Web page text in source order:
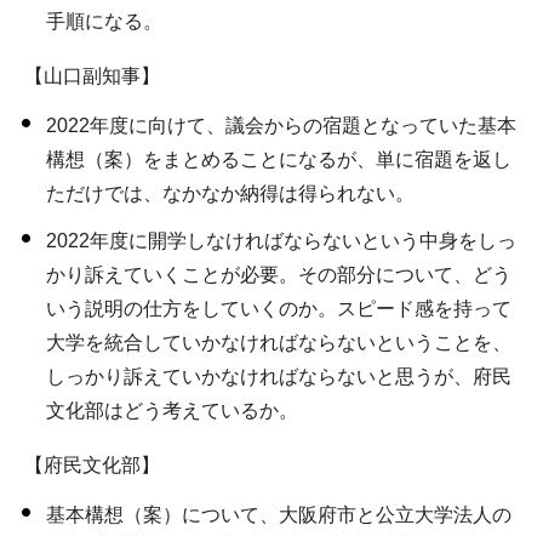
手順になる。
【山口副知事】
2022年度に向けて、議会からの宿題となっていた基本
構想（案）をまとめることになるが、単に宿題を返し
ただけでは、なかなか納得は得られない。
2022年度に開学しなければならないという中身をしっ
かり訴えていくことが必要。その部分について、どう
いう説明の仕方をしていくのか。スピード感を持って
大学を統合していかなければならないということを、
しっかり訴えていかなければならないと思うが、府民
文化部はどう考えているか。
【府民文化部】
基本構想（案）について、大阪府市と公立大学法人の